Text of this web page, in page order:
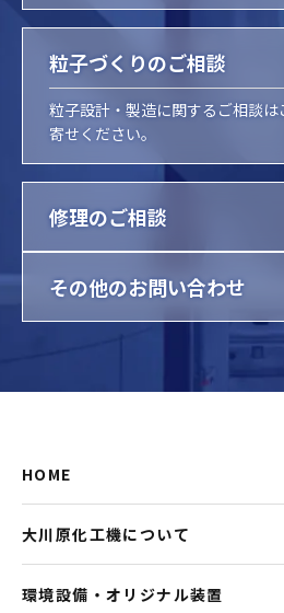
粒子づくりのご相談
粒子設計・製造に関するご相談
寄せください。
修理のご相談
その他のお問い合わせ
HOME
大川原化工機について
環境設備・オリジナル装置